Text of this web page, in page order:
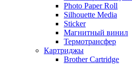
Photo Paper Roll
Silhouette Media
Sticker
Магнитный винил
Термотрансфер
Картриджы
Brother Cartridge